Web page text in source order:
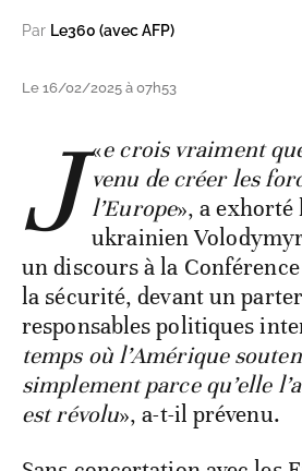
Par Le360 (avec AFP)
Le 16/02/2025 à 07h53
«
J
e crois vraiment
venu de créer les
l’Europe», a exhorté
ukrainien
un discours à la
la sécurité, devant un
responsables politiques
temps où l’Amérique
simplement parce qu’elle
est révolu», a-t-il prévenu.